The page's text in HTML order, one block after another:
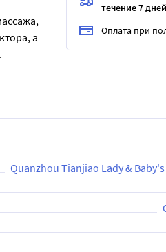
а
течение 7 дней
Оплата при
Quanzhou Tianjiao Lady &